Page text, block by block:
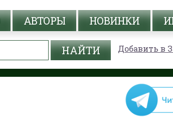
АВТОРЫ НОВИНКИ
Добавить в